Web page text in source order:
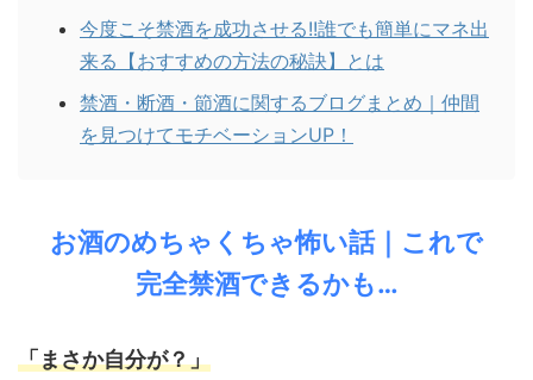
今度こそ禁酒を成功させる!!誰でも簡単にマネ出
来る【おすすめの方法の秘訣】とは
禁酒・断酒・節酒に関するブログまとめ｜仲間
を見つけてモチベーションUP！
お酒のめちゃくちゃ怖い話｜これで
完全禁酒できるかも…
「まさか自分が？」